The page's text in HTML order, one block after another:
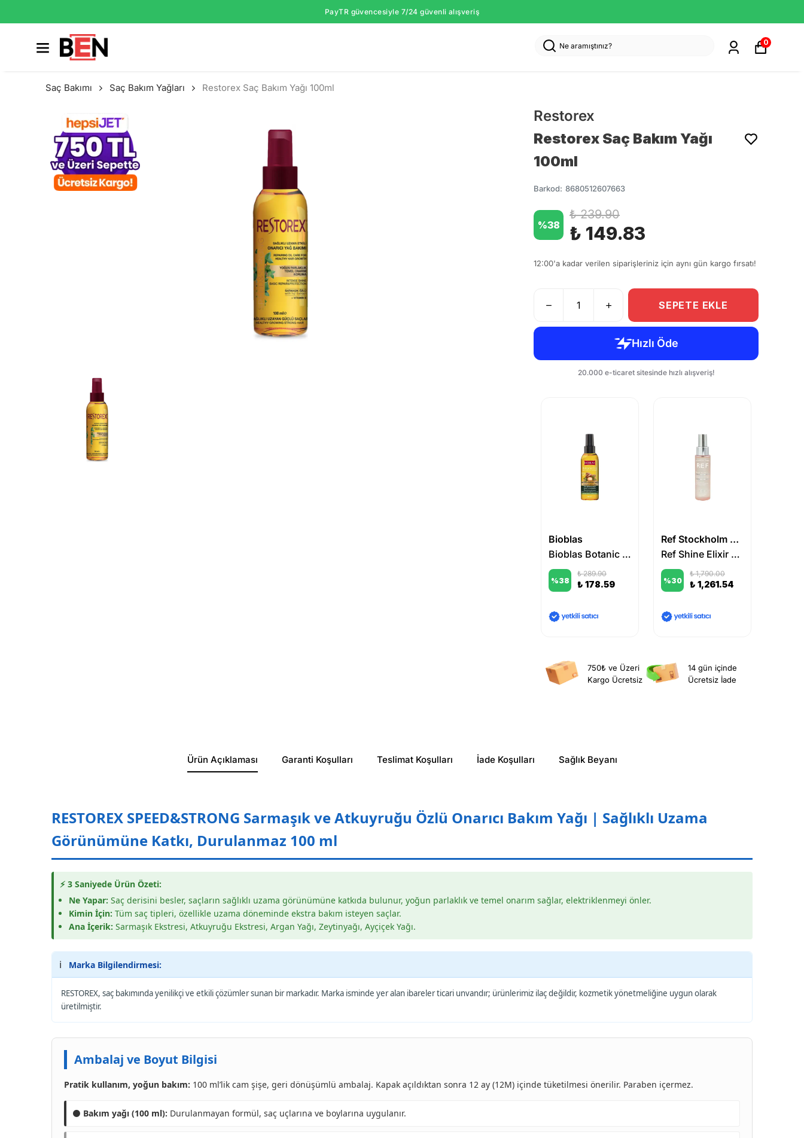
PayTR güvencesiyle 7/24 güvenli alışveriş
0
Saç Bakımı Saç Bakım Yağları Restorex Saç Bakım Yağı 100ml
Restorex
Restorex Saç Bakım Yağı
100ml
Barkod: 8680512607663
%38
₺ 239.90
₺ 149.83
12:00'a kadar verilen siparişleriniz için aynı gün kargo fırsatı!
SEPETE EKLE
Bioblas
Bioblas Botanic Oils Argan Saç Bakım Yağı 100 ml
%38
₺ 289.90
₺ 178.59
Ref Stockholm Sweden
Ref Shine Elixir 80 ml
%30
₺ 1,790.00
₺ 1,261.54
750₺ ve Üzeri
Kargo Ücretsiz
14 gün içinde
Ücretsiz İade
Ürün Açıklaması Garanti Koşulları Teslimat Koşulları İade Koşulları Sağlık Beyanı
RESTOREX SPEED&STRONG Sarmaşık ve Atkuyruğu Özlü Onarıcı Bakım Yağı | Sağlıklı Uzama
Görünümüne Katkı, Durulanmaz 100 ml
⚡ 3 Saniyede Ürün Özeti:
Ne Yapar: Saç derisini besler, saçların sağlıklı uzama görünümüne katkıda bulunur, yoğun parlaklık ve temel onarım sağlar, elektriklenmeyi önler.
Kimin İçin: Tüm saç tipleri, özellikle uzama döneminde ekstra bakım isteyen saçlar.
Ana İçerik: Sarmaşık Ekstresi, Atkuyruğu Ekstresi, Argan Yağı, Zeytinyağı, Ayçiçek Yağı.
ℹ️ Marka Bilgilendirmesi:
RESTOREX, saç bakımında yenilikçi ve etkili çözümler sunan bir markadır. Marka isminde yer alan ibareler ticari unvandır; ürünlerimiz ilaç değildir, kozmetik yönetmeliğine uygun olarak
üretilmiştir.
Ambalaj ve Boyut Bilgisi
Pratik kullanım, yoğun bakım: 100 ml’lik cam şişe, geri dönüşümlü ambalaj. Kapak açıldıktan sonra 12 ay (12M) içinde tüketilmesi önerilir. Paraben içermez.
⚫ Bakım yağı (100 ml): Durulanmayan formül, saç uçlarına ve boylarına uygulanır.